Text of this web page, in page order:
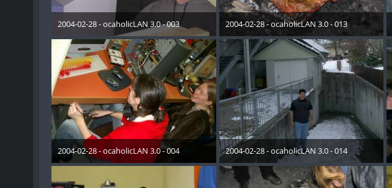
2004-02-28 - ocaholicLAN 3.0 - 003
19. Mai 2015
2004-02-28 - ocaholicLAN 3.0 - 004
19. Mai 2015
2004-02-28 - ocaholicLAN 3.0 - 013
19. Mai 2015
2004-02-28 - ocaholicLAN 3.0 - 014
19. Mai 2015